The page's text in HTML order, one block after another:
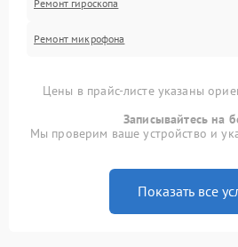
Ремонт гироскопа
Ремонт микрофона
Цены в прайс-листе указаны
Записывайтесь на
Мы проверим ваше устройство и
Показать все